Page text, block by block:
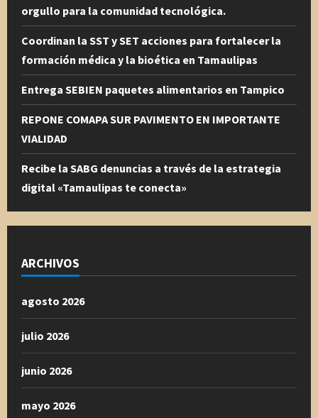
orgullo para la comunidad tecnológica.
Coordinan la SST y SET acciones para fortalecer la
formación médica y la bioética en Tamaulipas
Entrega SEBIEN paquetes alimentarios en Tampico
REPONE COMAPA SUR PAVIMENTO EN IMPORTANTE
VIALIDAD
Recibe la SABG denuncias a través de la estrategia
digital «Tamaulipas te conecta»
ARCHIVOS
agosto 2026
julio 2026
junio 2026
mayo 2026